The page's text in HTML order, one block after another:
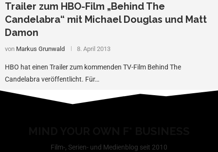
Trailer zum HBO-Film „Behind The
Candelabra“ mit Michael Douglas und Matt
Damon
von Markus Grunwald 8. April 2013
HBO hat einen Trailer zum kommenden TV-Film Behind The
Candelabra veröffentlicht. Für…
Film-, Serien- und Medienblog seit 2010